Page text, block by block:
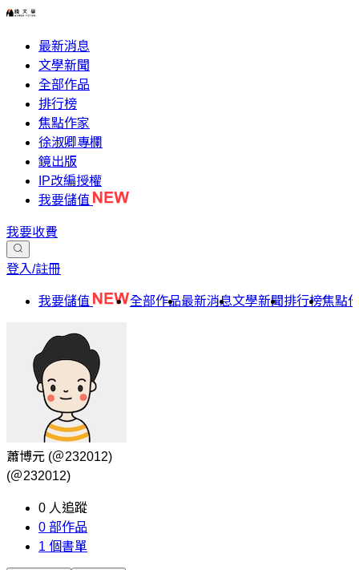
最新消息
文學新聞
全部作品
排行榜
焦點作家
徐淑卿專欄
鏡出版
IP改編授權
我要儲值
我要收費
登入/註冊
我要儲值 全部作品最新消息文學新聞排行榜焦點
蕭博元 (＠232012)
(＠232012)
0 人追蹤
0 部作品
1 個書單